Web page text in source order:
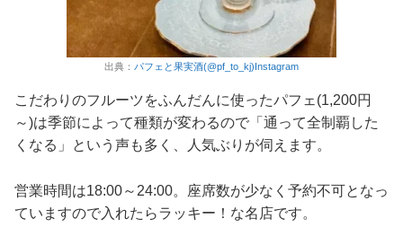
出典： パフェと果実酒(@pf_to_kj)Instagram
こだわりのフルーツをふんだんに使ったパフェ(1,200円
～)は季節によって種類が変わるので「通って全制覇した
くなる」という声も多く、人気ぶりが伺えます。
営業時間は18:00～24:00。座席数が少なく予約不可となっ
ていますので入れたらラッキー！な名店です。